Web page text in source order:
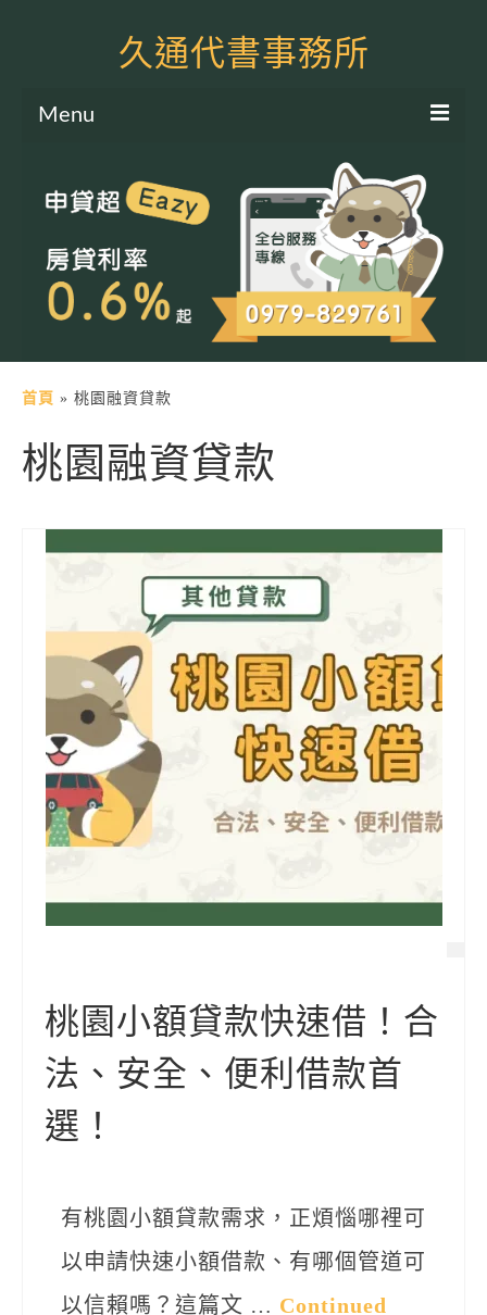
久通代書事務所
Menu
土地二胎申貸
房屋二胎申貸
軍公教貸款
土地貸款
房屋貸款
信用貸款
代書貸款
銀行貸款
其他貸款
申貸Q&A
久通專欄
時事解析
生活理財
首頁 » 桃園融資貸款
桃園融資貸款
桃園小額貸款快速借！合
法、安全、便利借款首
選！
有桃園小額貸款需求，正煩惱哪裡可
以申請快速小額借款、有哪個管道可
以信賴嗎？這篇文 … Continued